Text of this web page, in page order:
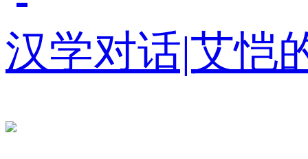
汉学对话|艾恺